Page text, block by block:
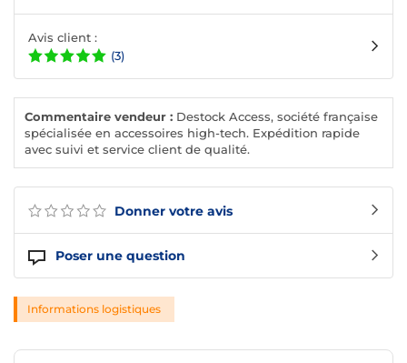
Donner votre avis
Poser une question
Avis client :
(3)
Commentaire vendeur : Destock Access, société française
spécialisée en accessoires high-tech. Expédition rapide
avec suivi et service client de qualité.
Informations logistiques